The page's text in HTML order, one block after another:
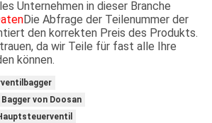
Unternehmen in dieser Branche
Die Abfrage der Teilenummer der
den korrekten Preis des Produkts.
da wir Teile für fast alle Ihre
können.
von Doosan